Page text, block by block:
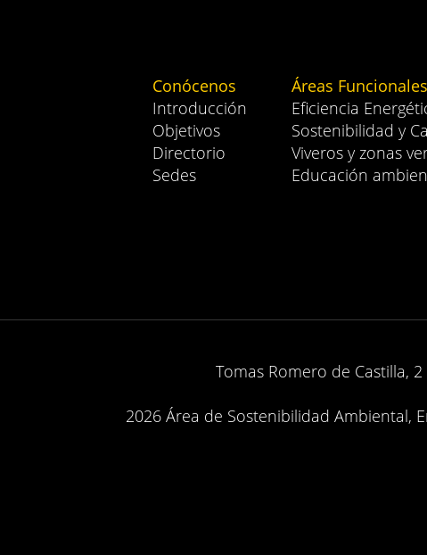
Conócenos
Introducción
Objetivos
Directorio
Sedes
Áreas Funcionales
Eficiencia
Sostenibilidad y
Viveros y zonas
Educación
Tomas Romero de Castilla,
2026 Área de Sostenibilidad Ambiental,